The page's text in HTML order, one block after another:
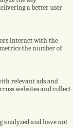
a better user
interact with the
the number of
relevant ads and
websites and collect
analyzed and have not